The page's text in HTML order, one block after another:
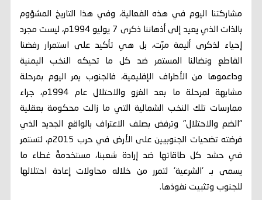
مشاركتنا اليوم في هذه الفعالية، وفي هذا التاريخ المشؤوم
بالذات الذي يعيد إلى أذهاننا ذكرى 7 يوليو 1994م، ليست مجرد
إحياء لذكرى أليمة مرّت، بل هي تأكيد على استمرار رفضنا
القاطع ونضالنا المستمر ضد كل ما تحيكه النخب اليمنية
وداعموها من الأطراف الإقليمية، فالجنوب يمر اليوم بمرحلة
مشابهة لمرحلة ما بعد الغزو والاحتلال عام 1994م، جراء
ممارسات تلك النخب الشمالية التي ما زالت محكومة بعقلية
"الضم والاحتلال" وترفض بصلف الاعتراف بالواقع الجديد الذي
فرضته تضحيات الجنوبيين على الأرض في حرب 2015م، لتستمر
في حشد كل طاقاتها ضد إرادة شعبنا، مستخدمةً غطاء ما
يسمى بـ 'الشرعية' لتمرر من خلاله محاولات إعادة احتلالها
للجنوب وتثبيت نفوذها.